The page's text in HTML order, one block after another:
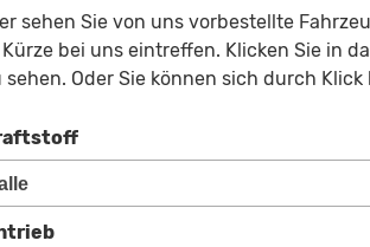
sehen Sie von uns vorbestellte
bei uns eintreffen. Klicken Sie in
sehen. Oder Sie können sich durch